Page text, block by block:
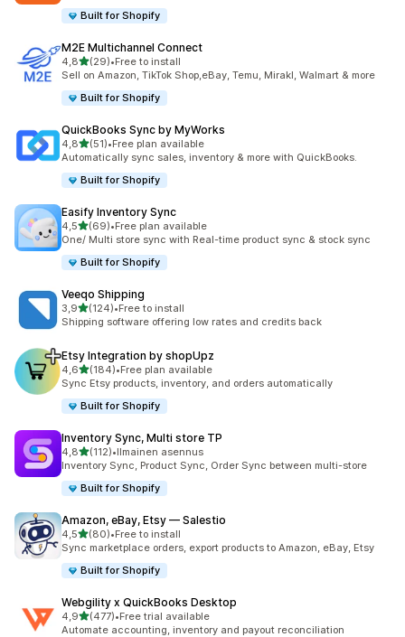
Built for Shopify
M2E Multichannel Connect
4,8/ 5 tähteä
(29)
29 arvostelua yhteensä
•Free to install
Sell on Amazon, TikTok Shop,eBay, Temu, Mirakl, Walmart & more
Built for Shopify
QuickBooks Sync by MyWorks
4,8/ 5 tähteä
(51)
51 arvostelua yhteensä
•Free plan available
Automatically sync sales, inventory & more with QuickBooks.
Built for Shopify
Easify Inventory Sync
4,5/ 5 tähteä
(69)
69 arvostelua yhteensä
•Free plan available
One/ Multi store sync with Real-time product sync & stock sync
Built for Shopify
Veeqo Shipping
3,9/ 5 tähteä
(124)
124 arvostelua yhteensä
•Free to install
Shipping software offering low rates and credits back
Etsy Integration by shopUpz
4,6/ 5 tähteä
(184)
184 arvostelua yhteensä
•Free plan available
Sync Etsy products, inventory, and orders automatically
Built for Shopify
Inventory Sync, Multi store TP
4,8/ 5 tähteä
(112)
112 arvostelua yhteensä
•Ilmainen asennus
Inventory Sync, Product Sync, Order Sync between multi-store
Built for Shopify
Amazon, eBay, Etsy — Salestio
4,5/ 5 tähteä
(80)
80 arvostelua yhteensä
•Free to install
Sync marketplace orders, export products to Amazon, eBay, Etsy
Built for Shopify
Webgility x QuickBooks Desktop
4,9/ 5 tähteä
(477)
477 arvostelua yhteensä
•Free trial available
Automate accounting, inventory and payout reconciliation